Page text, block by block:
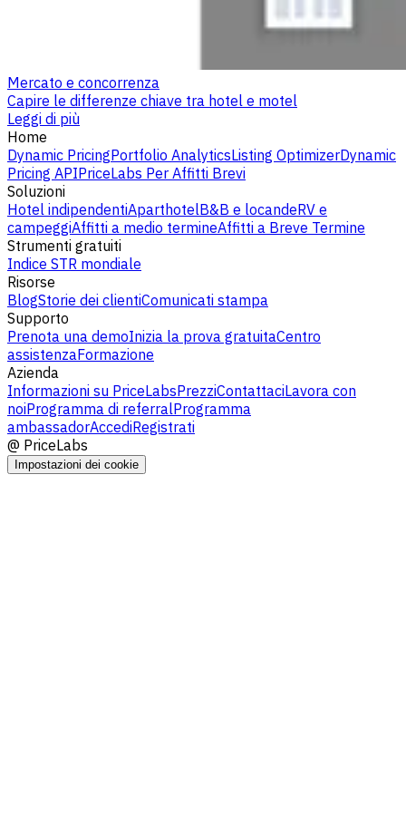
Mercato e concorrenza
Capire le differenze chiave tra hotel e motel
Leggi di più
Home
Dynamic PricingPortfolio AnalyticsListing OptimizerDynamic
Pricing APIPriceLabs Per Affitti Brevi
Soluzioni
Hotel indipendentiAparthotelB&B e locandeRV e
campeggiAffitti a medio termineAffitti a Breve Termine
Strumenti gratuiti
Indice STR mondiale
Risorse
BlogStorie dei clientiComunicati stampa
Supporto
Prenota una demoInizia la prova gratuitaCentro
assistenzaFormazione
Azienda
Informazioni su PriceLabsPrezziContattaciLavora con
noiProgramma di referralProgramma
ambassadorAccediRegistrati
@ PriceLabs
Impostazioni dei cookie